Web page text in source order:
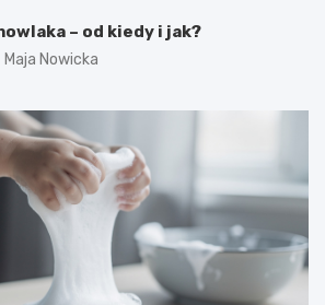
– od kiedy i jak?
Maja Nowicka